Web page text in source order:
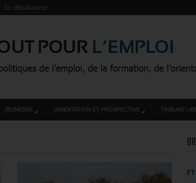
Se désabonner
JEUNESSE ORIENTATION ET PROSPECTIVE TRIBUNE